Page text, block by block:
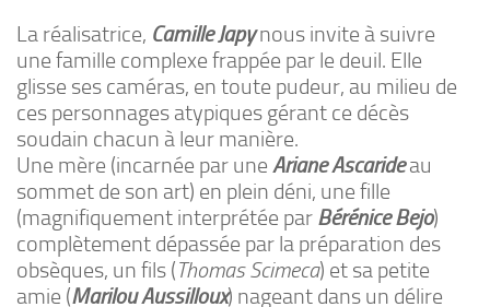
La réalisatrice, Camille Japynous invite à suivre
une famille complexe frappée par le deuil. Elle
glisse ses caméras, en toute pudeur, au milieu de
ces personnages atypiques gérant ce décès
soudain chacun à leur manière.
Une mère (incarnée par une Ariane Ascarideau
sommet de son art) en plein déni, une fille
(magnifiquement interprétée par Bérénice Bejo)
complètement dépassée par la préparation des
obsèques, un fils (Thomas Scimeca) et sa petite
amie (Marilou Aussilloux) nageant dans un délire